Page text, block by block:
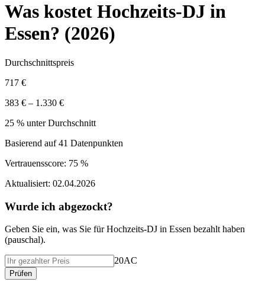
Was kostet Hochzeits-DJ in
Essen? (2026)
Durchschnittspreis
717 €
383 € – 1.330 €
25 % unter Durchschnitt
Basierend auf41 Datenpunkten
Vertrauensscore: 75 %
Aktualisiert: 02.04.2026
Wurde ich abgezockt?
Geben Sie ein, was Sie fürHochzeits-DJ in Essen bezahlt haben
(pauschal).
20AC
Prüfen